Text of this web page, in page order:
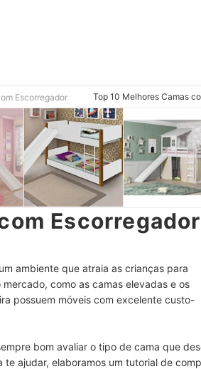
Escorregador Top 10 Melhores Camas
Escorregador
ambiente que atraia as crianças para
como as camas elevadas e os
possuem móveis com excelente custo-
bom avaliar o tipo de cama que
ajudar, elaboramos um tutorial de